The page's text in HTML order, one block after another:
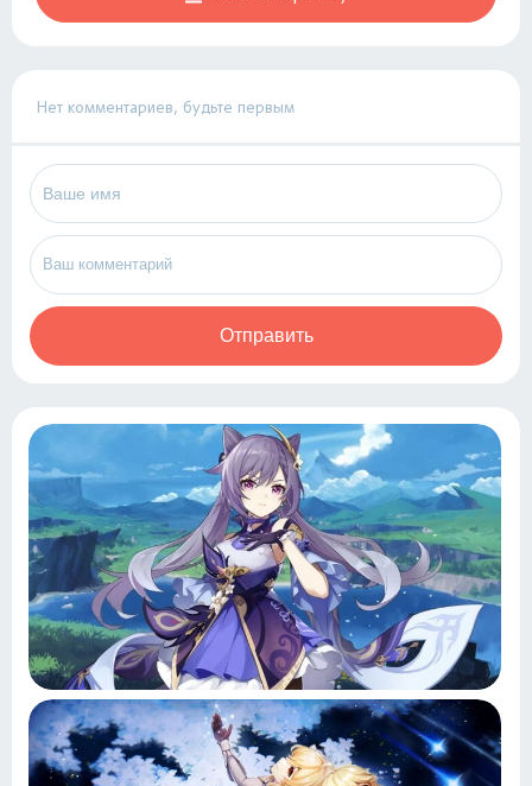
Нет комментариев, будьте первым
Отправить